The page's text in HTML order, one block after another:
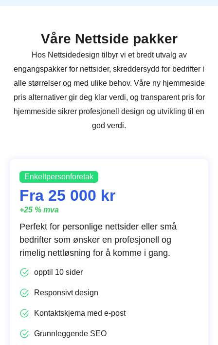
Våre Nettside pakker
Hos Nettsidedesign tilbyr vi et bredt utvalg av
engangspakker for nettsider, skreddersydd for bedrifter i
alle størrelser og med ulike behov. Våre ny hjemmeside
pris alternativer gir deg klar verdi, og transparent pris for
hjemmeside sikrer profesjonell design og utvikling til en
god verdi.
Enkeltpersonforetak
Fra 25 000 kr
+25 % mva
Perfekt for personlige nettsider eller små
bedrifter som ønsker en profesjonell og
rimelig nettløsning for å komme i gang.
opptil 10 sider
Responsivt design
Kontaktskjema med e-post
Grunnleggende SEO